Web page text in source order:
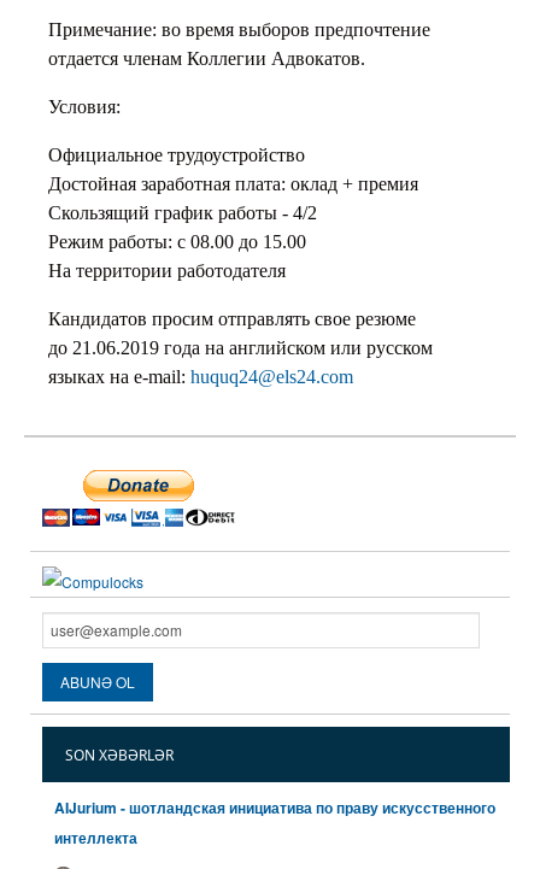
Примечание: во время выборов предпочтение
отдается членам Коллегии Адвокатов.
Условия:
Официальное трудоустройство
Достойная заработная плата: оклад + премия
Скользящий график работы - 4/2
Режим работы: с 08.00 до 15.00
На территории работодателя
Кандидатов просим отправлять свое резюме
до 21.06.2019 года на английском или русском
языках на e-mail: huquq24@els24.com
SON XƏBƏRLƏR
AIJurium - шотландская инициатива по праву искусственного
интеллекта